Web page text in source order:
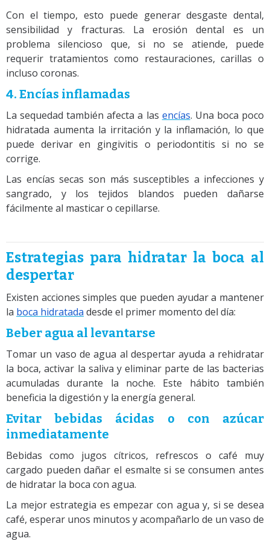
Con el tiempo, esto puede generar desgaste dental,
sensibilidad y fracturas. La erosión dental es un
problema silencioso que, si no se atiende, puede
requerir tratamientos como restauraciones, carillas o
incluso coronas.
4. Encías inflamadas
La sequedad también afecta a las encías. Una boca poco
hidratada aumenta la irritación y la inflamación, lo que
puede derivar en gingivitis o periodontitis si no se
corrige.
Las encías secas son más susceptibles a infecciones y
sangrado, y los tejidos blandos pueden dañarse
fácilmente al masticar o cepillarse.
Estrategias para hidratar la boca al
despertar
Existen acciones simples que pueden ayudar a mantener
la boca hidratada desde el primer momento del día:
Beber agua al levantarse
Tomar un vaso de agua al despertar ayuda a rehidratar
la boca, activar la saliva y eliminar parte de las bacterias
acumuladas durante la noche. Este hábito también
beneficia la digestión y la energía general.
Evitar bebidas ácidas o con azúcar
inmediatamente
Bebidas como jugos cítricos, refrescos o café muy
cargado pueden dañar el esmalte si se consumen antes
de hidratar la boca con agua.
La mejor estrategia es empezar con agua y, si se desea
café, esperar unos minutos y acompañarlo de un vaso de
agua.